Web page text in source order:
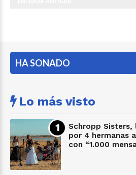
HA SONADO
Lo más visto
Schropp
por 4 hermanas
con “1.000